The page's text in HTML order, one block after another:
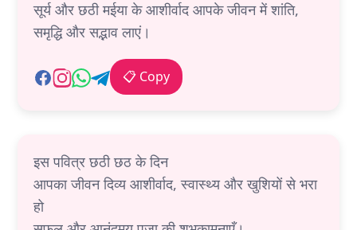
सूर्य और छठी मईया के आशीर्वाद आपके जीवन में शांति,
समृद्धि और सद्भाव लाएं।
📋 Copy
इस पवित्र छठी छठ के दिन
आपका जीवन दिव्य आशीर्वाद, स्वास्थ्य और खुशियों से भरा
हो